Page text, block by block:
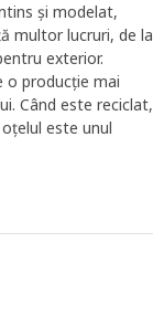
de haine
Tviis
să faci
de a păstra
pentru curea,
și modelat,
multor lucruri, de la
exterior.
o producție mai
Când este reciclat,
este unul